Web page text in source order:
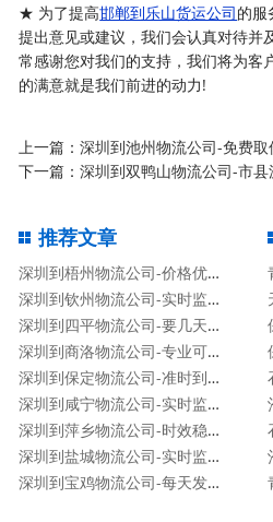
★ 为了提高邯郸到乐山货运公司的服
提出意见或建议，我们会认真对待并
常感谢您对我们的支持，我们将为客
的满意就是我们前进的动力!
上一篇：深圳到池州物流公司-免费取
下一篇：深圳到双鸭山物流公司-市县
推荐文章
深圳到梧州物流公司-价格优惠「丢损必赔」
深圳到钦州物流公司-实时监控「送货上门」
深圳到四平物流公司-要几天时间「按时送达」
深圳到商洛物流公司-专业可靠「保证时效」
深圳到保定物流公司-准时到达「时间多久」
深圳到咸宁物流公司-实时监控「送货上门」
深圳到萍乡物流公司-时效稳定「免费取件」
深圳到盐城物流公司-实时监控「送货上门」
深圳到宝鸡物流公司-每天发车「保价运输」